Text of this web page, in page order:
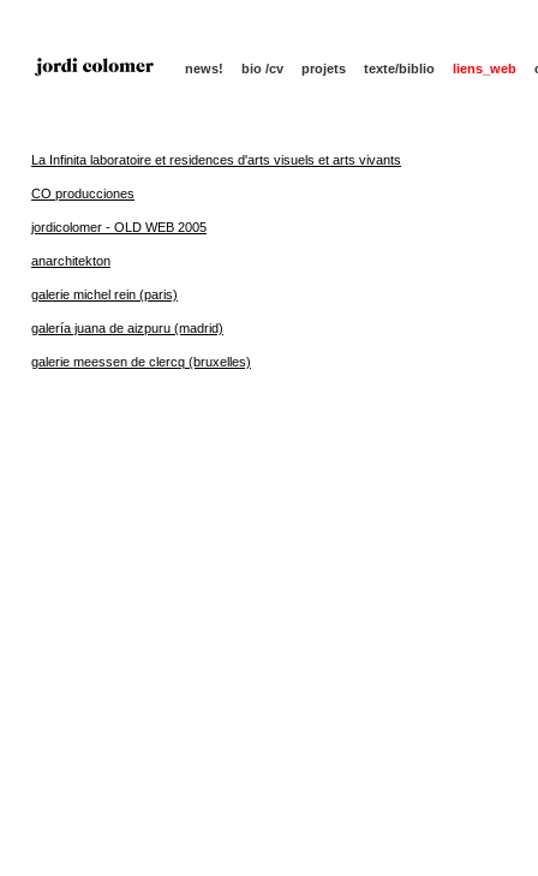
news! bio /cv projets texte/biblio liens_web
La Infinita laboratoire et residences d'arts visuels et arts vivants
CO producciones
jordicolomer - OLD WEB 2005
anarchitekton
galerie michel rein (paris)
galería juana de aizpuru (madrid)
galerie meessen de clercq (bruxelles)